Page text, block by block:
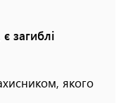
загиблі
якого